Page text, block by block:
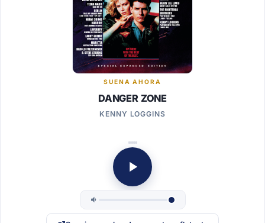
SUENA AHORA
DANGER ZONE
KENNY LOGGINS